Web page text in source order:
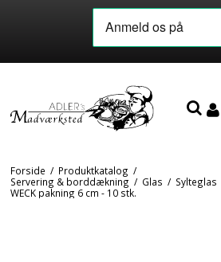
Forside / Produktkatalog /
Servering & borddækning / Glas / Sylteglas
WECK pakning 6 cm - 10 stk.